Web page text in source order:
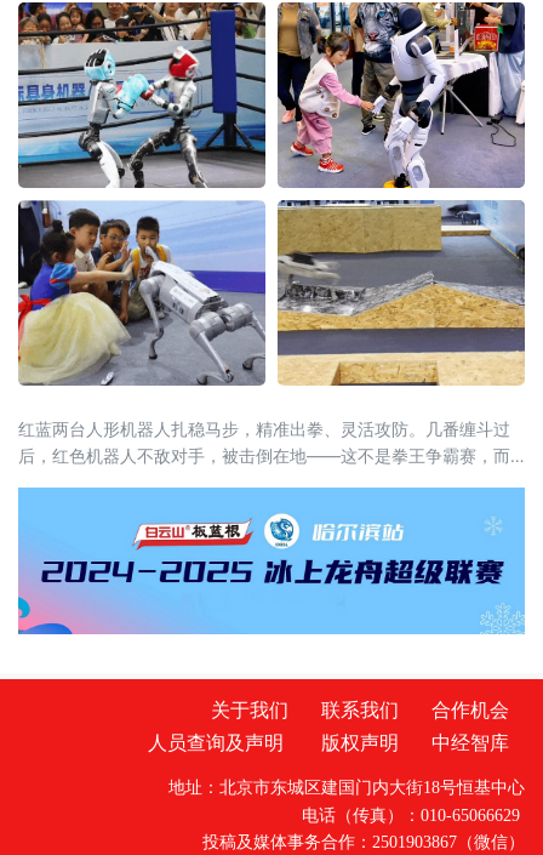
红蓝两台人形机器人扎稳马步，精准出拳、灵活攻防。几番缠斗过
后，红色机器人不敌对手，被击倒在地——这不是拳王争霸赛，而
关于我们 联系我们
合作机会
人员查询及声明
版权声明 中经智库
地址：北京市东城区建国门内大街18号恒基中心
电话（传真）：010-65066629
投稿及媒体事务合作：2501903867（微信）